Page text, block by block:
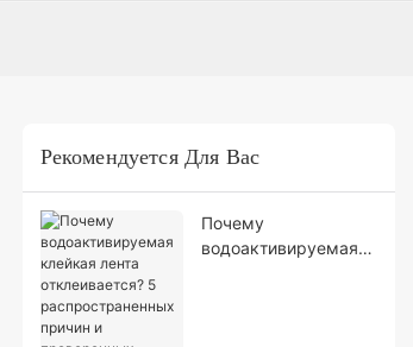
Рекомендуется Для Вас
Почему
водоактивируемая